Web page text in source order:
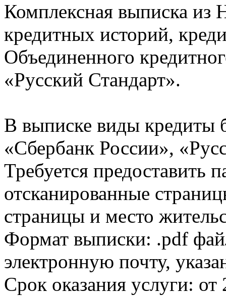
Комплексная выписка из
кредитных историй,
Объединенного
«Русский Стандарт».
В выписке виды кредиты
«Сбербанк России»,
Требуется предоставить
отсканированные
страницы и место
Формат выписки: .pdf
электронную почту,
Срок оказания услуги: от